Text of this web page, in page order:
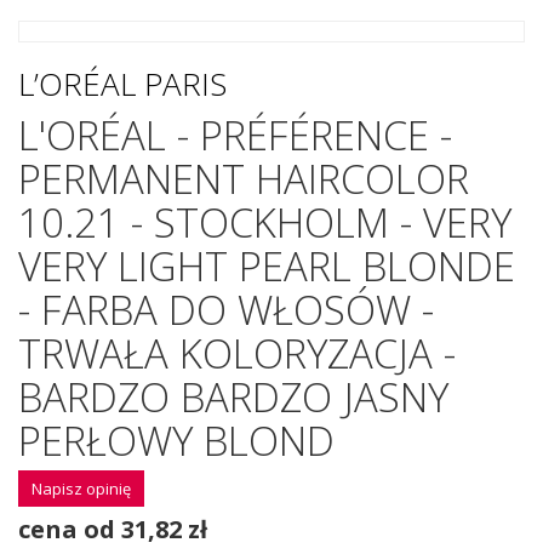
L’ORÉAL PARIS
L'ORÉAL - PRÉFÉRENCE -
PERMANENT HAIRCOLOR
10.21 - STOCKHOLM - VERY
VERY LIGHT PEARL BLONDE
- FARBA DO WŁOSÓW -
TRWAŁA KOLORYZACJA -
BARDZO BARDZO JASNY
PERŁOWY BLOND
Napisz opinię
cena od 31,82 zł